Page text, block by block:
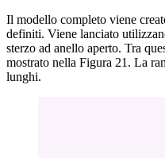
Il modello completo viene
definiti. Viene lanciato
sterzo ad anello aperto. Tra
mostrato nella Figura 21. La
lunghi.